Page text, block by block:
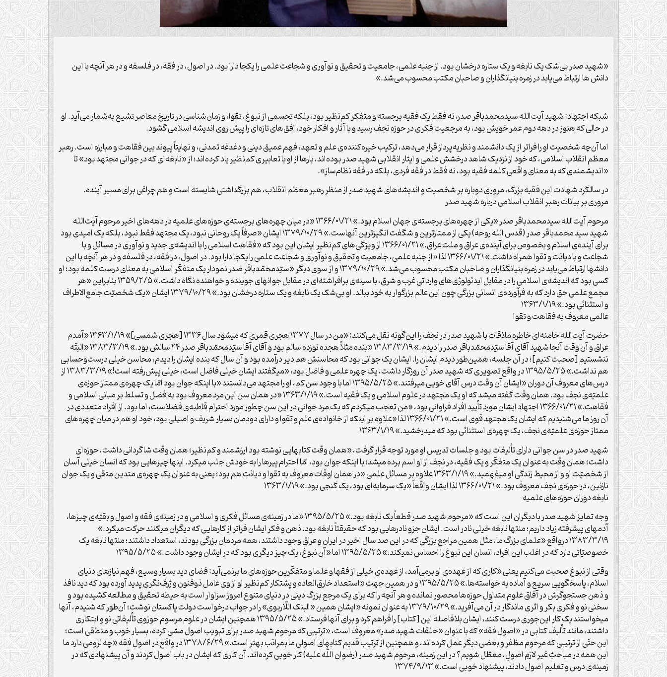
«شهید صدر بی‌شک‌ یک‌ نابغه‌ و یک‌ ستاره‌ درخشان‌ بود. از جنبه‌ علمی، جامعیت‌ و تحقیق‌ و نوآوری‌ و شجاعت‌ علمی‌ را یکجا دارا بود. در اصول، در فقه، در فلسفه‌ و در هر آنچه‌ با این‌
دانش ها ارتباط می‌یابد در زمره‌ بنیانگذاران‌ و صاحبان‌ مکتب‌ محسوب‌ می‌شد.»
شبکه اجتهاد: شهید آیت‌الله سیدمحمدباقر صدر، نه فقط یک فقیه برجسته و متفکر کم‌نظیر بود، بلکه تجسمی از نبوغ، تقوا، و زمان‌شناسی در تاریخ معاصر تشیع به‌شمار می‌آید. او
در حالی که هنوز در دهه دوم عمر خویش بود، به مرجعیت فکری در حوزه نجف رسید و با آثار و افکار خود، افق‌های تازه‌ای را پیش روی اندیشه اسلامی گشود.
اما آن‌چه شخصیت او را فراتر از یک دانشمند و نظریه‌پرداز قرار می‌دهد، ترکیب خیره‌کننده‌ی علم و تعهد، فهم عمیق دینی و دغدغه تمدنی، و نهایتاً پیوند بین فقاهت و مبارزه است. رهبر
معظم انقلاب اسلامی، که خود از نزدیک شاهد درخشش علمی و ایثار انقلابی شهید صدر بوده‌اند، بارها از او با تعابیری کم‌نظیر یاد کرده‌اند؛ از «نابغه‌ای که در جوانی مجتهد بود» تا
«اندیشمندی که به معنای واقعی کلمه فقیه بود، نه فقط در فقه فردی، بلکه در فقه نظام‌ساز».
در سالگرد شهادت این فقیه بزرگ، مروری دوباره بر شخصیت و اندیشه‌های شهید صدر از منظر رهبر معظم انقلاب، هم بزرگداشتی شایسته است و هم چراغی برای مسیر آینده.
مروری بر بیانات رهبر انقلاب اسلامی درباره شهید صدر
مرحوم آیت‌الله سیدمحمدباقر صدر «یکی از چهره‌های برجسته‌ی جهان اسلام بود.» ۱۳۶۶/۰۱/۲۱ «در میان‌ چهره‌های‌ برجسته‌ی‌ حوزه‌های‌ علمیه‌ در دهه‌های‌ اخیر مرحوم‌ آیت‌الله‌
شهید سید محمدباقر صدر (قدس‌ الله‌ روحه) یکی‌ از ممتازترین‌ و شگفت‌ انگیزترین‌ آنهاست.» ۱۳۷۹/۱۰/۲۹ ایشان «صرفاً یک روحانی نبود، یک مجتهد فقط نبود، بلکه یک امیدی بود
برای آینده‌ی اسلام و بخصوص برای آینده‌ی عراق و ملت عراق.» ۱۳۶۶/۰۱/۲۱ از ویژگی‌های کم‌نظیر ایشان این بود که «فقاهت اسلامی را با اندیشه‌ی جدید و نوآوری در مسائل و با
شجاعت و با دیانت و تقوا همراه داشت.» ۱۳۶۶/۰۱/۲۱ لذا «از جنبه‌ علمی، جامعیت‌ و تحقیق‌ و نوآوری‌ و شجاعت‌ علمی‌ را یکجا دارا بود. در اصول، در فقه، در فلسفه‌ و در هر آنچه‌ با این‌
دانشها ارتباط می‌یابد در زمره‌ بنیانگذاران‌ و صاحبان‌ مکتب‌ محسوب‌ می‌شد.» ۱۳۷۹/۱۰/۲۹ و از سوی دیگر «سیّدمحمّدباقر صدر نمودار یک متفکّر اسلامی به معنای درست کلمه بود؛ او
کسی بود که اندیشه‌ی اسلامی را در مقابل ایدئولوژی‌های وارداتی غرب و شرق، با سینه‌ی برافراشته‌ای در مقابل جوانهای جوینده و خواهنده نگاه داشت.» ۱۳۵۹/۲/۵ بنابراین «هر
مجمع‌ علمی‌ حق‌ دارد که‌ به‌ فرآورده‌ی‌ انسانی‌ بزرگی‌ چون‌ این‌ عالم‌ بزرگوار به‌ خود ببالد. او بی‌شک‌ یک‌ نابغه‌ و یک‌ ستاره‌ درخشان‌ بود.» ۱۳۷۹/۱۰/۲۹ ایشان «یک شخصیّت جامع‌الاطراف
و استثنائی بود.» ۱۳۶۳/۱/۱۹
عالمی معروف به فقاهت و تقوا
حضرت آیت‌الله خامنه‌ای خاطره ملاقات با شهید صدر در نجف را این‌گونه نقل می‌کنند: «من در سال ۱۳۷۷ هجری قمری که میشود سال ۱۳۳۶ [هجری شمسی]» ۱۳۶۳/۱/۱۹ «آمدم
عراق و آن وقت آنجا شهید آقاى آقا سیّدمحمّدباقر صدر را دیدم.» ۱۳۸۳/۳/۱۹ «بنده مثلاً هجده نوزده سالم بود و آقاى آقا سیّدمحمّدباقر صدر ۲۴ سالش بود.» ۱۳۸۳/۳/۱۹ «البتّه
ننشستیم [صحبت کنیم]؛ در آن جلسه، همین‌طور دیدم ایشان را. ایشان یک جوانى بود که محاسنش هم دیر درآمده بود و آن سال که بنده ایشان را دیدم، محاسن خیلى درست‌وحسابى
هم نداشت.» ۱۳۹۵/۵/۲۵ در واقع تصویری که شهید صدر آن روزگار داشت، یک چهره علمی و فاضل بود، «میگفتند ایشان خیلى فاضل است، خیلى پیش‌رفته است!» ۱۳۸۳/۳/۱۹ از
درس‌های معروف آن دوران «ایشان آن وقت درس آقاى خویى میرفتند.» ۱۳۹۵/۵/۲۵ اما با وجود سن کم، او را مجتهد می‌دانستند «با اینکه جوان بود امّا یک چهره‌ی ممتاز حوزه‌ی
علمیّه‌ی نجف بود. همان وقت گفته میشد که او یک مجتهد در علوم اسلامی و یک فقیه است.» ۱۳۶۳/۱/۱۹ «در همان سن این مرد معروف بود به فضل و تسلط بر مبانی اسلامی و
فقاهت.» ۱۳۶۶/۰۱/۲۱ اجتهاد ایشان مورد تأیید افراد فراوانی بود، «من تعجب میکردم که یک مرد جوانی در این سن چطور مورد احترام قاطبه‌ی فضلاست، اما بود. از افراد متعددی در
آن روز ما می‌شنیدیم که ایشان یک مجتهد قوی است.» ۱۳۶۶/۰۱/۲۱ لذا «علاوه بر اینکه از خانواده‌ی علم و تقوا و دارای دودمان بسیار شریف و اصیلی بود، خود او هم در میان چهره‌های
ممتاز حوزه‌ی علمیّه‌ی نجف، یک چهره‌ی استثنائی بود که میدرخشید.» ۱۳۶۳/۱/۱۹
شهید صدر در سن جوانی دارای تألیفات بود و جلسات تدریس او مورد توجه قرار گرفت، «همان وقت کتابهایی نوشته بود ارزشمند و کم‌نظیر؛ همان وقت شاگردانی داشت، حوزه‌ای
داشت؛ همان وقت به عنوان یک متفکّر و یک فقیه، در نجف از او اسم برده میشد؛ با اینکه جوان بود، امّا احترام پیرها را به خودش جلب میکرد. اینها چیزهایی بود که انسان خیلی آسان
از شخصیّت او و از محیط زندگی او میفهمید.» ۱۳۶۳/۱/۱۹ علاوه بر مسائل علمی «در همان اوقات معروف به تقوا و دیانت هم بود؛ یعنی به عنوان یک چهره‌ی متدین متقی و یک جوان
نازنین، در حوزه‌ی نجف معروف بود.» ۱۳۶۶/۰۱/۲۱ لذا ایشان واقعاً «یک سرمایه‌ای بود، یک گنجی بود.» ۱۳۶۳/۱/۱۹
نابغه دوران حوزه‌های علمیه
وجه تمایز شهید صدر با دیگران این است که «مرحوم شهید صدر قطعاً یک نابغه بود.» ۱۳۹۵/۵/۲۵ «ما در زمینه‌ی مسائل فکری و اسلامی و در زمینه‌ی فقه و اصول و بقیّه‌ی چیزها،
آدمهای پیشرفته زیاد داریم؛ منتها نابغه خیلی نادر است. ایشان جزو نادرهایی بود که حقیقتاً نابغه بود. ذهن و فکر ایشان فراتر از کارهایی که دیگران میکنند حرکت میکرد.»
۱۳۸۳/۳/۱۹ درواقع «علماى بزرگ ما، مثل همین مراجع بزرگى که در این صد سال اخیر در ایران و عراق وجود داشتند، همه مردمان بزرگى بودند، استعداد داشتند؛ منتها نابغه یک
خصوصیّاتى دارد که در اغلب این افراد، انسان این نبوغ را احساس نمیکند.» ۱۳۹۵/۵/۲۵ اما «آن نبوغ، یک چیز دیگرى بود که در ایشان وجود داشت.» ۱۳۹۵/۵/۲۵
وقتی از نبوغ صحبت می‌کنیم یعنی «کارى که از عهده‌ى او برمى‌آمد، از عهده‌ى خیلى از فقها و علما و متفکّرین حوزه‌هاى ما برنمى‌آید: فضاى دید بسیار وسیع، فهم نیازهاى دنیاى
اسلام، پاسخگویى سریع و آماده به خواسته‌ها.» ۱۳۹۵/۵/۲۵ و در همین جهت «استعداد خارق‌العاده‌ و پشتکار کم‌نظیر او از وی‌ عامل‌ ذوفنون‌ و ژرف‌نگری‌ پدید آورده‌ بود که‌ دید نافذ
و ذهن‌ جستجوگرش‌ در آفاق‌ علوم‌ متداول‌ حوزه‌ها محصور نمانده‌ و هر آنچه‌ را که‌ برای‌ یک‌ مرجع‌ بزرگ‌ دینی‌ در دنیای‌ متنوع‌ امروز سزاوار است‌ به‌ حیطه‌ تحقیق‌ و مطالعه‌ کشیده‌ بود و
سخنی‌ نو و فکری‌ بکر و اثری‌ ماندگار در آن‌ می‌آفرید.» ۱۳۷۹/۱۰/۲۹ به عنوان نمونه «ایشان همین «البنک اللّاربوى» را در جواب درخواست دولت پاکستان نوشت؛ آن‌طور که شنیدم، آنها
میخواستند یک کار این‌جورى درست کنند، ایشان بلافاصله این [کتاب‌] را فراهم کرد و براى آنها فرستاد.» ۱۳۹۵/۵/۲۵ همچنین ایشان در علوم مرسوم حوزوی تألیفاتی نو و ابتکاری
داشتند، مانند تألیف کتابی در «اصول فقه» که با عنوان «حلقات شهید صدر» معروف است، «ترتیبى که مرحوم شهید صدر براى تبویب اصول مشى کرده، بسیار خوب و منطقى است؛
این حتّى از ترتیبى که مرحوم مظفر و بعضى دیگر عمل کرده‌اند، و همچنین از ترتیب قدیم کتابهاى اصولى ما بمراتب بهتر است.» ۱۳۷۸/۶/۲۹ در واقع در اصول فقه «چه لزومی دارد ما
این همه در مباحثِ غیر لازمِ اصولِ، معطّل شویم؟ در این زمینه، مرحوم شهید صدر (رضوان اللَّه علیه) کار خوبی کرده‌اند. آن کاری که ایشان در باب اصول کردند و آن پیشنهادی که در
زمینه‌ی درس و تعلیم اصول دادند، پیشنهاد خوبی است.» ۱۳۷۴/۹/۱۳